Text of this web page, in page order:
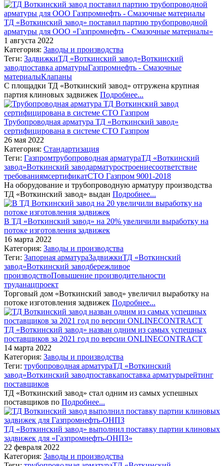
ТД «Воткинский завод» поставил партию трубопроводной
арматуры для ООО «Газпромнефть - Смазочные материалы»
1 августа 2022
Категория: Заводы и производства
Теги: ЗадвижкиТД «Воткинский завод»Воткинский
заводпоставка арматурыГазпромнефть - Смазочные
материалыКлапаны
С площадки ТД «Воткинский завод» отгружена крупная
партия клиновых задвижек Подробнее...
Трубопроводная арматура ТД «Воткинский завод»
сертифицирована в системе СТО Газпром
26 мая 2022
Категория: Стандартизация
Теги: Газпромтрубопроводная арматураТД «Воткинский
завод»Воткинский заводарматуростроениесоответствие
требованиямсертификатСТО Газпром 9001-2018
На оборудование и трубопроводную арматуру производства
ТД «Воткинский завод» выдан Подробнее...
В ТД «Воткинский завод» на 20% увеличили выработку на
потоке изготовления задвижек
16 марта 2022
Категория: Заводы и производства
Теги: Запорная арматураЗадвижкиТД «Воткинский
завод»Воткинский заводбережливое
производствоПовышение производительности
труданацпроект
Торговый дом «Воткинский завод» увеличил выработку на
потоке изготовления задвижек Подробнее...
ТД «Воткинский завод» назван одним из самых успешных
поставщиков за 2021 год по версии ONLINECONTRACT
14 марта 2022
Категория: Заводы и производства
Теги: трубопроводная арматураТД «Воткинский
завод»Воткинский заводпоставкапоставка арматурырейтинг
поставщиков
ТД «Воткинский завод» стал одним из самых успешных
поставщиков по Подробнее...
ТД «Воткинский завод» выполнил поставку партии клиновых
задвижек для «Газпромнефть-ОНПЗ»
22 февраля 2022
Категория: Заводы и производства